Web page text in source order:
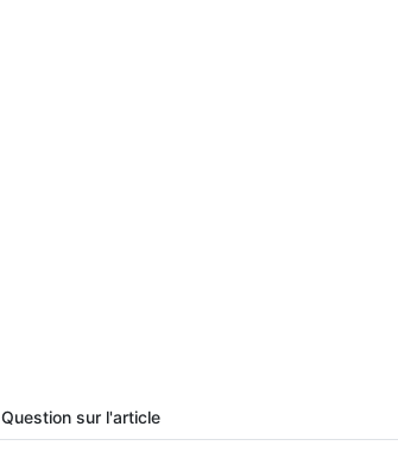
Question sur l'article